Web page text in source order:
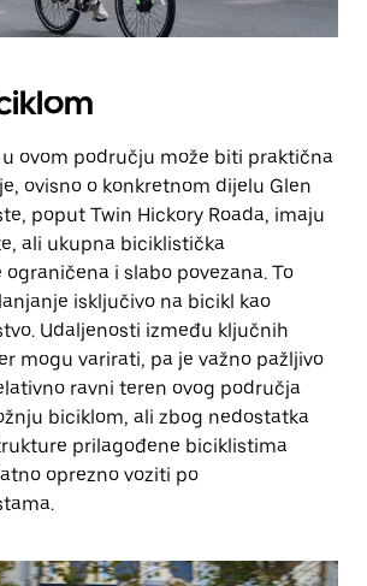
ovom području može biti praktična
ovisno o konkretnom dijelu Glen
poput Twin Hickory Roada, imaju
ali ukupna biciklistička
i slabo povezana. To
isključivo na bicikl kao
Udaljenosti između ključnih
mogu varirati, pa je važno pažljivo
ravni teren ovog područja
biciklom, ali zbog nedostatka
prilagođene biciklistima
oprezno voziti po